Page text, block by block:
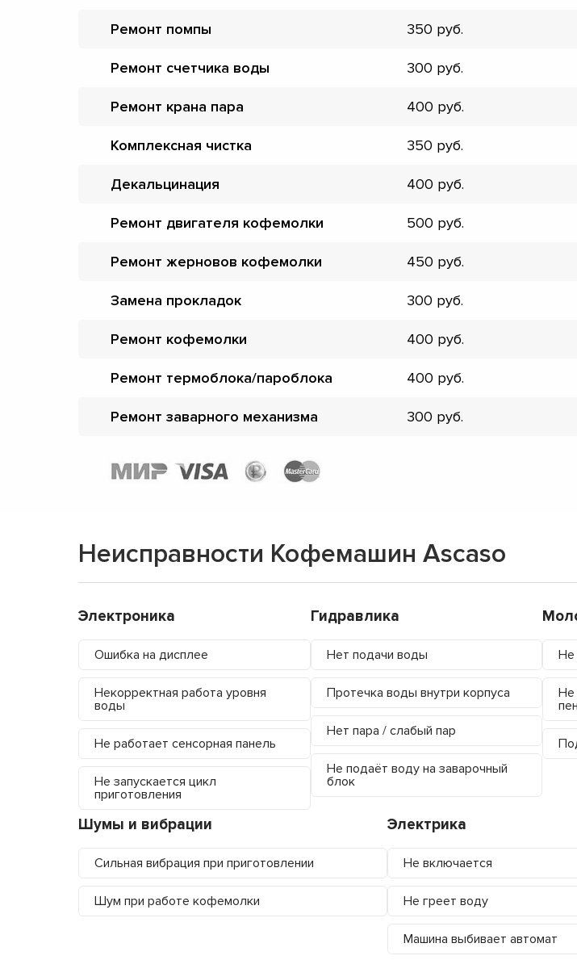
Ремонт помпы 350
Ремонт счетчика воды 300
Ремонт крана пара 400
Комплексная чистка 350
Декальцинация 400
Ремонт двигателя кофемолки 500
Ремонт жерновов кофемолки 450
Замена прокладок 300
Ремонт кофемолки 400
Ремонт термоблока/пароблока 400
Ремонт заварного механизма 300
Неисправности Кофемашин Ascaso
Электроника
Ошибка на дисплее
Некорректная работа уровня
воды
Не работает сенсорная панель
Не запускается цикл
приготовления
Гидравлика
Нет подачи воды
Протечка воды внутри корпуса
Нет пара / слабый пар
Не подаёт воду на заварочный
блок
Не
Не
Шумы и вибрации
Сильная вибрация при приготовлении
Шум при работе кофемолки
Электрика
Не включается
Не греет воду
Машина выбивает автомат